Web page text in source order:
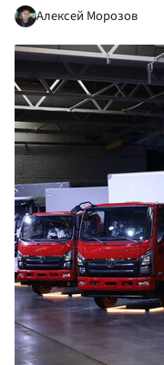
Алексей Морозов